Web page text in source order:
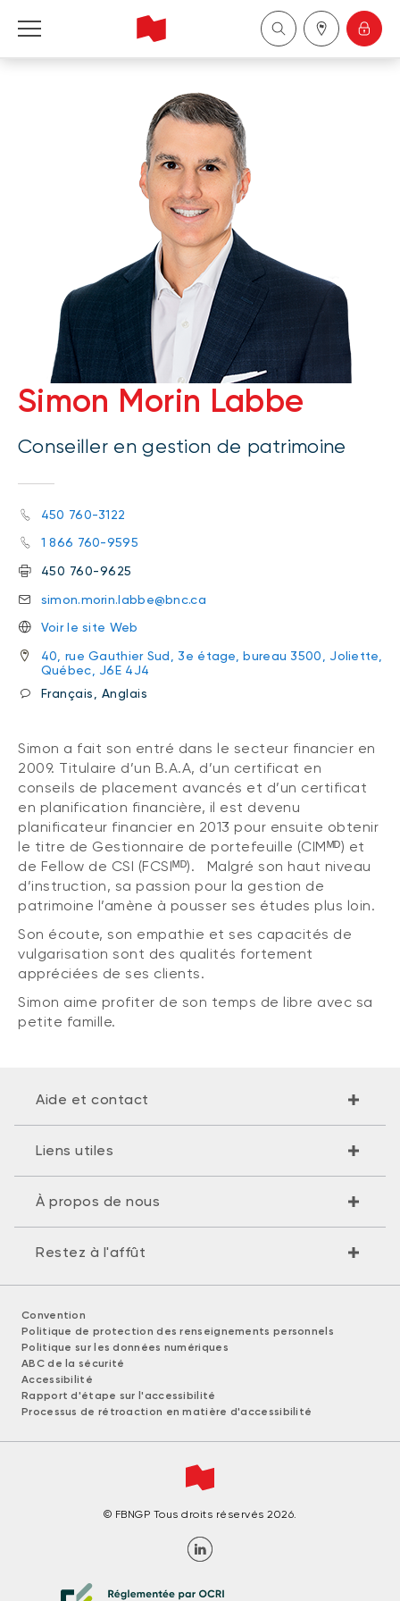
Simon Morin Labbe
Conseiller en gestion de patrimoine
450 760-3122
1 866 760-9595
450 760-9625
simon.morin.labbe@bnc.ca
Voir le site Web
40, rue Gauthier Sud, 3e étage, bureau 3500, Joliette,
Québec, J6E 4J4
Français, Anglais
Simon a fait son entré dans le secteur financier en
2009. Titulaire d’un B.A.A, d’un certificat en
conseils de placement avancés et d’un certificat
en planification financière, il est devenu
planificateur financier en 2013 pour ensuite obtenir
le titre de Gestionnaire de portefeuille (CIMᴹᴰ) et
de Fellow de CSI (FCSIᴹᴰ). Malgré son haut niveau
d’instruction, sa passion pour la gestion de
patrimoine l’amène à pousser ses études plus loin.
Son écoute, son empathie et ses capacités de
vulgarisation sont des qualités fortement
appréciées de ses clients.
Simon aime profiter de son temps de libre avec sa
petite famille.
Aide et contact
Liens utiles
À propos de nous
Restez à l'affût
Convention
Politique de protection des renseignements personnels
Politique sur les données numériques
ABC de la sécurité
Accessibilité
Rapport d'étape sur l'accessibilité
Processus de rétroaction en matière d'accessibilité
© FBNGP Tous droits réservés 2026.